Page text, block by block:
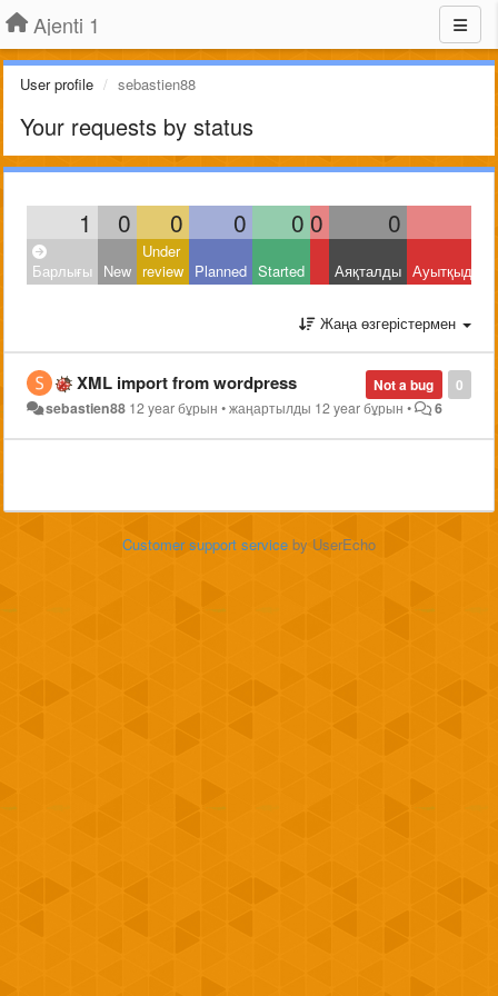
Ajenti 1
User profile sebastien88
Your requests by status
1 0 0 0 0 0 0
Барлығы New
Under
review Planned Started Аяқталды Ауытқыды
Жаңа өзгерістермен
0
Not a bug
XML import from wordpress
sebastien88 12 year бұрын •жаңартылды 12 year бұрын • 6
Customer support service by UserEcho